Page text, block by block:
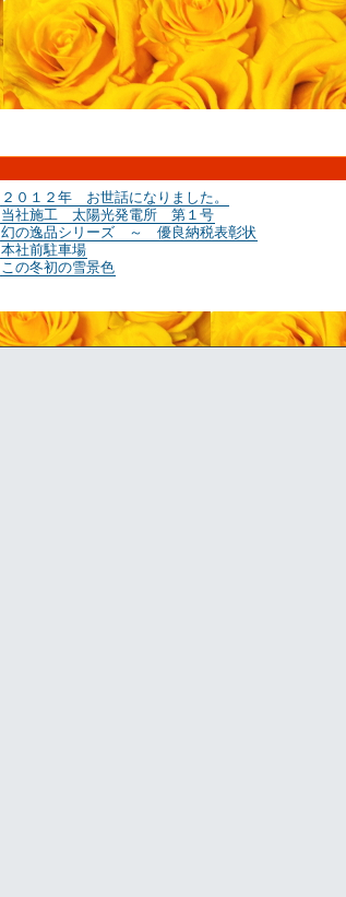
２０１２年 お世話になりました。
当社施工 太陽光発電所 第１号
幻の逸品シリーズ ～ 優良納税表彰状
本社前駐車場
この冬初の雪景色